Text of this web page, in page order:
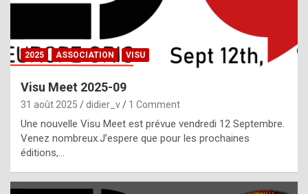
,
g
h
t
f
2025 ASSOCIATION VISU
Visu Meet 2025-09
31 août 2025 didier_v 1 Comment
Une nouvelle Visu Meet est prévue vendredi 12 Septembre.
Venez nombreux.J’espere que pour les prochaines
éditions,…